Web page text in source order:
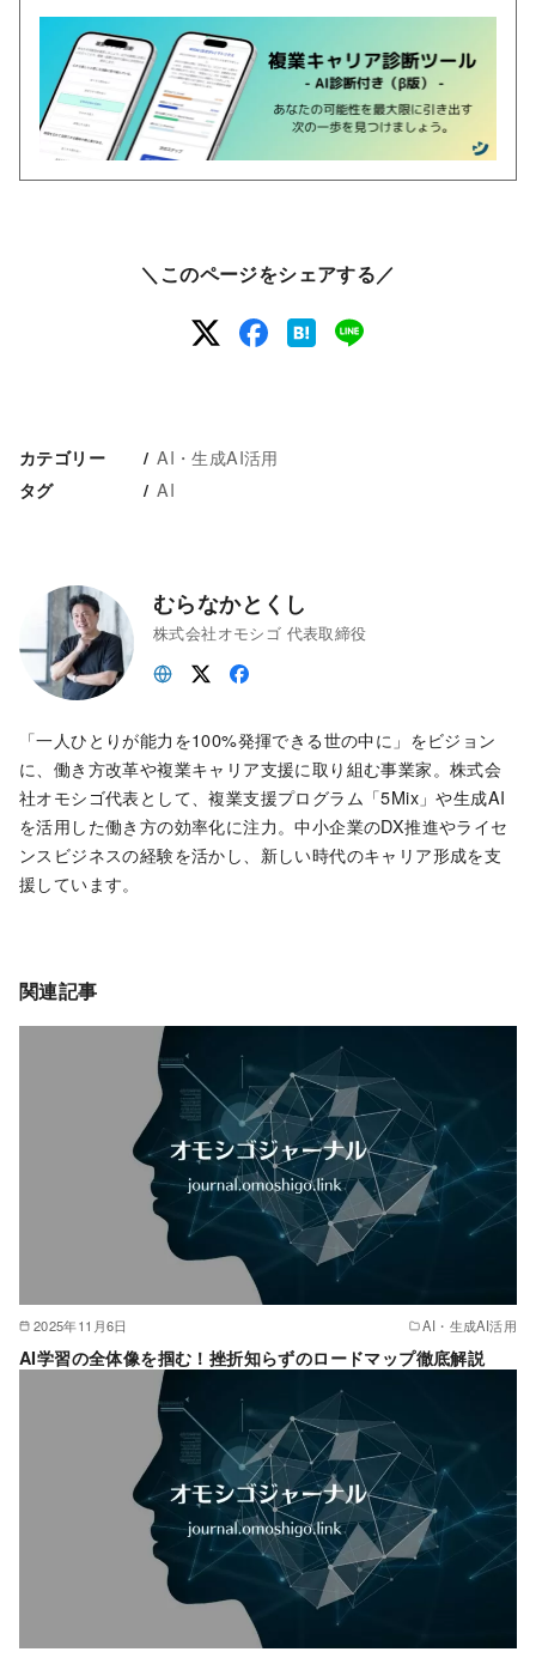
＼このページをシェアする／
カテゴリー AI・生成AI活用
タグ AI
むらなかとくし
株式会社オモシゴ 代表取締役
「一人ひとりが能力を100%発揮できる世の中に」をビジョン
に、働き方改革や複業キャリア支援に取り組む事業家。株式会
社オモシゴ代表として、複業支援プログラム「5Mix」や生成AI
を活用した働き方の効率化に注力。中小企業のDX推進やライセ
ンスビジネスの経験を活かし、新しい時代のキャリア形成を支
援しています。
関連記事
2025年11月6日 AI・生成AI活用
AI学習の全体像を掴む！挫折知らずのロードマップ徹底解説